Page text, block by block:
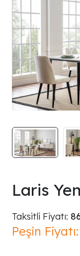
Laris
Taksitli Fiyatı:
Peşin Fiyatı: